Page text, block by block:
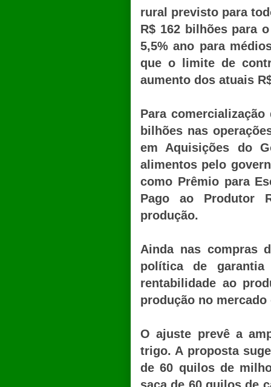
rural previsto para
R$ 162 bilhões para
5,5% ano para
que o limite de
aumento dos atuais
Para
bilhões nas
em Aquisições do
alimentos pelo
como Prêmio para
Pago ao Produtor
produção.
Ainda nas compras
política de
rentabilidade ao
produção no
O ajuste prevê a
trigo. A proposta
de 60 quilos de